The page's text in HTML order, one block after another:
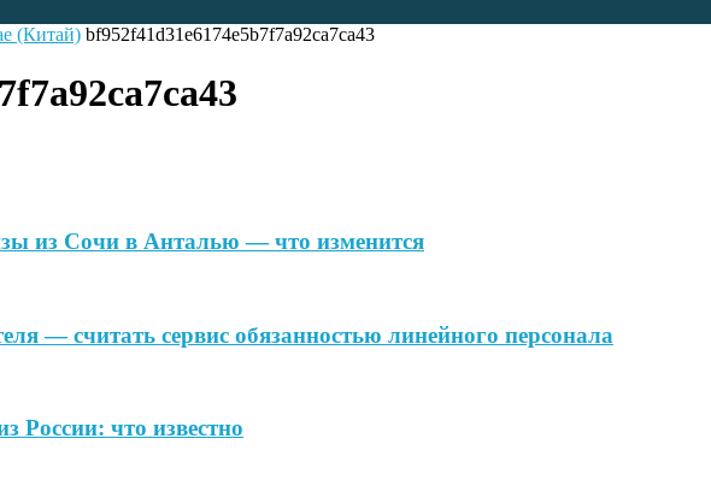
(Китай) bf952f41d31e6174e5b7f7a92ca7ca43
из Сочи в Анталью — что изменится
— считать сервис обязанностью линейного персонала
России: что известно